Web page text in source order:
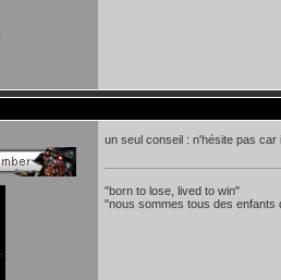
un seul conseil : n'hésite pas
"born to lose, lived to win"
"nous sommes tous des enfants